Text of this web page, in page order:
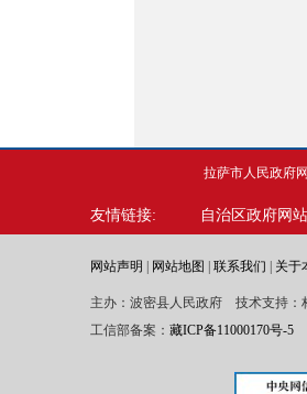
拉萨市人民政府网
友情链接: 自治区政府网站
网站声明 网站地图 联系我们 关于
主办：波密县人民政府 技术支持：
工信部备案： 藏ICP备11000170号-5